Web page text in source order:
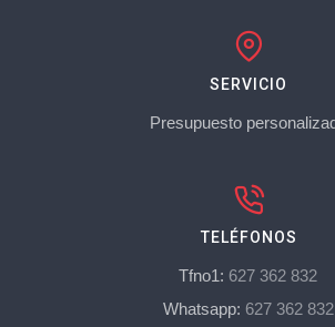
SERVICIO
Presupuesto
TELÉFONOS
Tfno1: 627 362 832
Whatsapp: 627 362 832